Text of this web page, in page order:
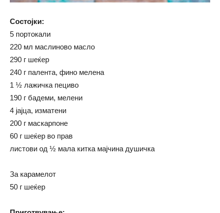
Состојки:
5 портокали
220 мл маслиново масло
290 г шеќер
240 г палента, фино мелена
1 ½ лажичка пециво
190 г бадеми, мелени
4 јајца, изматени
200 г маскарпоне
60 г шеќер во прав
листови од ½ мала китка мајчина душичка
За карамелот
50 г шеќер